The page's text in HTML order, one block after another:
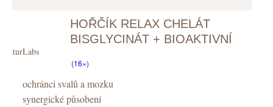
V košíku máteks.
HOŘČÍK RELAX CHELÁT
BISGLYCINÁT + BIOAKTIVNÍ
NaturLabs
(16×)
ochránci svalů a mozku
synergické působení